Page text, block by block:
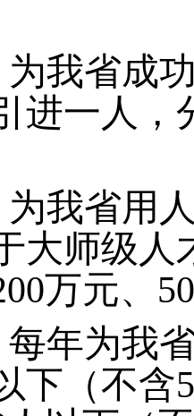
为我省成
进一人，
为我省用
大师级人
万元、
每年为我
下（不含